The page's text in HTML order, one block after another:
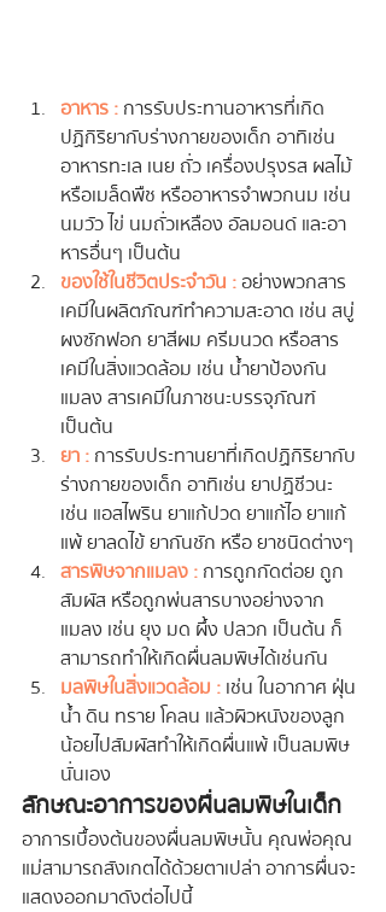
อาหาร : การรับประทานอาหารที่เกิด
ปฏิกิริยากับร่างกายของเด็ก อาทิเช่น
อาหารทะเล เนย ถั่ว เครื่องปรุงรส ผลไม้
หรือเมล็ดพืช หรืออาหารจำพวกนม เช่น
นมวัว ไข่ นมถั่วเหลือง อัลมอนด์ และอา
หารอื่นๆ เป็นต้น
ของใช้ในชีวิตประจำวัน : อย่างพวกสาร
เคมีในผลิตภัณฑ์ทำความสะอาด เช่น สบู่
ผงซักฟอก ยาสีผม ครีมนวด หรือสาร
เคมีในสิ่งแวดล้อม เช่น น้ำยาป้องกัน
แมลง สารเคมีในภาชนะบรรจุภัณฑ์
เป็นต้น
ยา : การรับประทานยาที่เกิดปฏิกิริยากับ
ร่างกายของเด็ก อาทิเช่น ยาปฏิชีวนะ
เช่น แอสไพริน ยาแก้ปวด ยาแก้ไอ ยาแก้
แพ้ ยาลดไข้ ยากันชัก หรือ ยาชนิดต่างๆ
สารพิษจากแมลง : การถูกกัดต่อย ถูก
สัมผัส หรือถูกพ่นสารบางอย่างจาก
แมลง เช่น ยุง มด ผึ้ง ปลวก เป็นต้น ก็
สามารถทำให้เกิดผื่นลมพิษได้เช่นกัน
มลพิษในสิ่งแวดล้อม : เช่น ในอากาศ ฝุ่น
น้ำ ดิน ทราย โคลน แล้วผิวหนังของลูก
น้อยไปสัมผัสทำให้เกิดผื่นแพ้ เป็นลมพิษ
นั่นเอง
ลักษณะอาการของผื่นลมพิษในเด็ก
อาการเบื้องต้นของผื่นลมพิษนั้น คุณพ่อคุณ
แม่สามารถสังเกตได้ด้วยตาเปล่า อาการผื่นจะ
แสดงออกมาดังต่อไปนี้